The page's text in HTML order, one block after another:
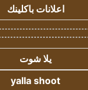
اعلانات باكلينك
يلا شوت
yalla shoot